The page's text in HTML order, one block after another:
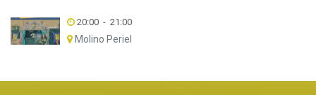
20:00 - 21:00
Molino Periel